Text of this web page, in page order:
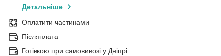
Детальніше
Оплатити частинами
Післяплата
Готівкою при самовивозі у Дніпрі